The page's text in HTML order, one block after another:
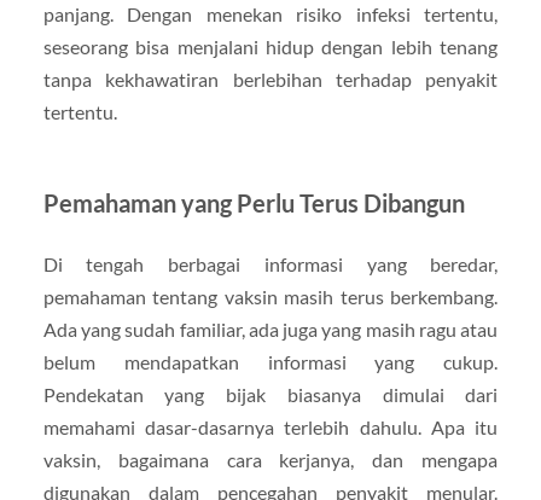
panjang. Dengan menekan risiko infeksi tertentu,
seseorang bisa menjalani hidup dengan lebih tenang
tanpa kekhawatiran berlebihan terhadap penyakit
tertentu.
Pemahaman yang Perlu Terus Dibangun
Di tengah berbagai informasi yang beredar,
pemahaman tentang vaksin masih terus berkembang.
Ada yang sudah familiar, ada juga yang masih ragu atau
belum mendapatkan informasi yang cukup.
Pendekatan yang bijak biasanya dimulai dari
memahami dasar-dasarnya terlebih dahulu. Apa itu
vaksin, bagaimana cara kerjanya, dan mengapa
digunakan dalam pencegahan penyakit menular.